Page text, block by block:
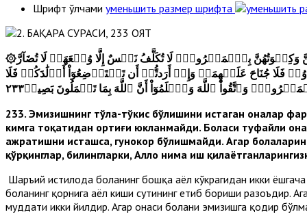
Шрифт ўлчами уменьшить размер шрифта
۞وَٱلۡوَٰلِدَٰتُ يُرۡضِعۡنَ أَوۡلَٰدَهُنَّ حَوۡلَيۡنِ كَامِلَيۡنِۖ لِمَنۡ أَرَادَ أَن يُتِمَّ ٱلرَّضَاعَةَۚ وَعَلَى ٱلۡمَوۡلُودِ لَهُۥ رِزۡقُهُنَّ وَكِسۡوَتُهُنَّ بِٱلۡمَعۡرُوفِۚ لَا تُكَلَّفُ نَفۡسٌ إِلَّا وُسۡعَهَاۚ لَا تُضَآرَّ
فَلَا جُنَاحَ عَلَيۡهِمَاۗ وَإِنۡ أَرَدتُّمۡ أَن تَسۡتَرۡضِعُوٓاْ أَوۡلَٰدَكُمۡ فَلَا
وَٱتَّقُواْ ٱللَّهَ وَٱعۡلَمُوٓاْ أَنَّ ٱللَّهَ بِمَا تَعۡمَلُونَ بَصِيرٞ٢٣٣
233. Эмизишнинг тўла-тўкис бўлишини истаган оналар
кимга тоқатидан ортиғи юкланмайди. Боласи туфайли она
ажратишни исташса, гуноҳкор бўлишмайди. Агар
қўрқинглар, билингларки, Аллоҳ нима иш
Шаръий истилоҳда боланинг бошқа аёл кўкрагидан икки
боланинг қорнига аёл киши сутининг етиб бориши разоъдир.
муддати икки йилдир. Агар онаси болани эмизишга қодир